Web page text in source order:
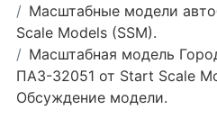
Масштабные модели
Scale Models (SSM).
Mасштабная модель
ПАЗ-32051 от Start Scale
Обсуждение модели.